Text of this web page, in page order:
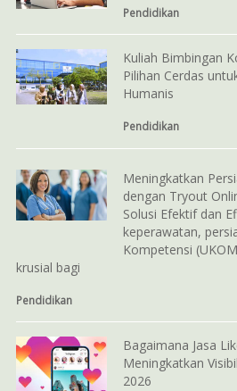
Pendidikan
Kuliah Bimbingan
Pilihan Cerdas
Humanis
Pendidikan
Meningkatkan
dengan Tryout
Solusi Efektif dan
keperawatan,
Kompetensi
krusial bagi
Pendidikan
Bagaimana Jasa
Meningkatkan
2026